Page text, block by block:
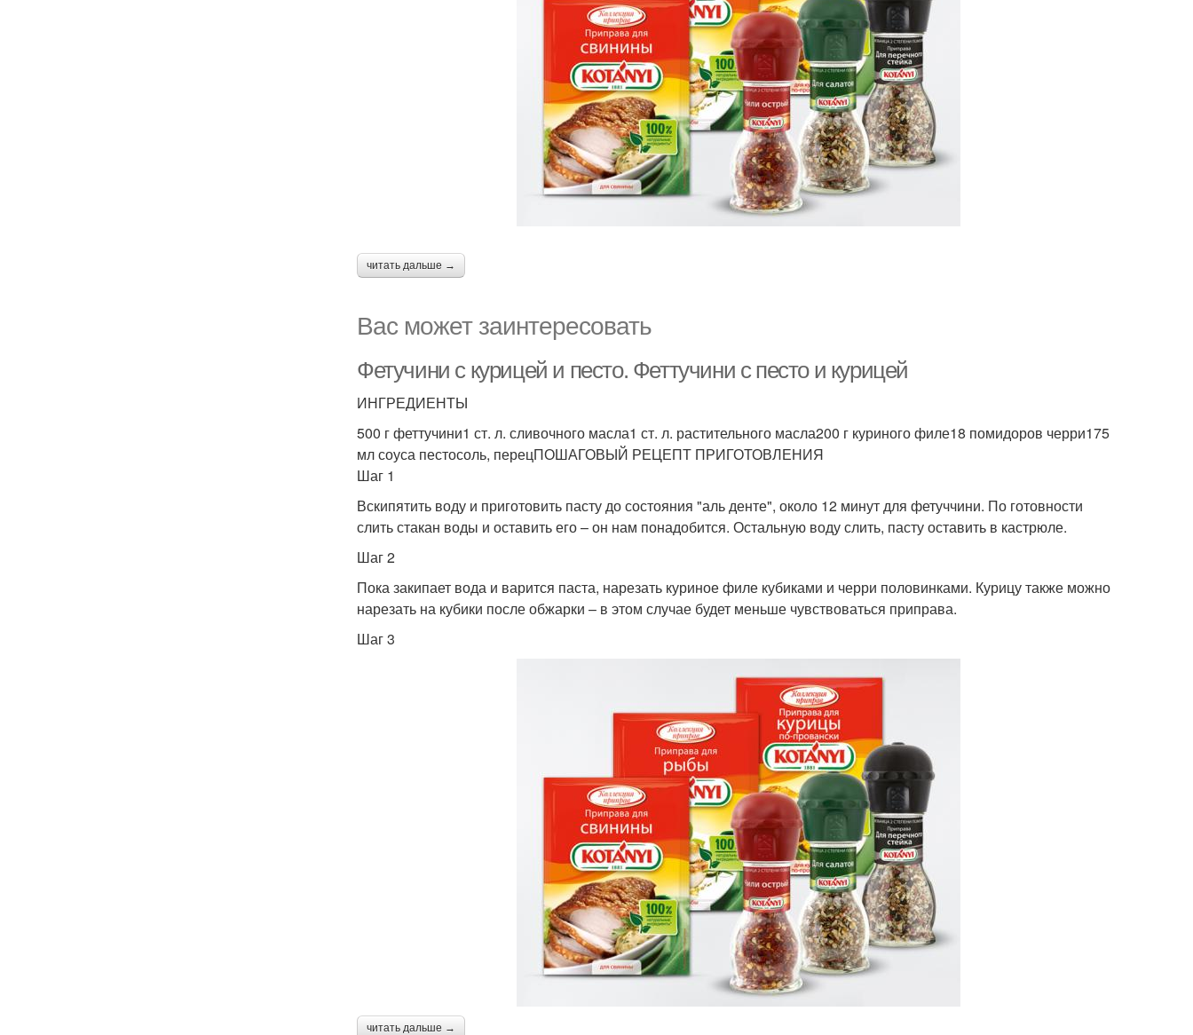
читать дальше →
Вас может заинтересовать
Фетучини с курицей и песто. Феттучини с песто и курицей
ИНГРЕДИЕНТЫ
500 г феттучини1 ст. л. сливочного масла1 ст. л. растительного масла200 г куриного филе18 помидоров черри175
мл соуса пестосоль, перецПОШАГОВЫЙ РЕЦЕПТ ПРИГОТОВЛЕНИЯ
Шаг 1
Вскипятить воду и приготовить пасту до состояния "аль денте", около 12 минут для фетуччини. По готовности
слить стакан воды и оставить его – он нам понадобится. Остальную воду слить, пасту оставить в кастрюле.
Шаг 2
Пока закипает вода и варится паста, нарезать куриное филе кубиками и черри половинками. Курицу также можно
нарезать на кубики после обжарки – в этом случае будет меньше чувствоваться приправа.
Шаг 3
читать дальше →